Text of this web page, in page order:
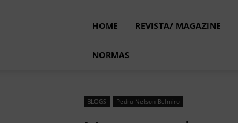
HOME REVISTA/ MAGAZINE
NORMAS
BLOGS Pedro Nelson Belmiro